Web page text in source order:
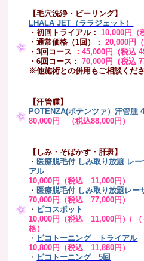
【毛穴洗浄・ピーリング】
LHALA JET（ララジェット）
・初回トライアル： 10,000円（
・通常価格（1回）：
20,000円
・3回コース ：45,000円（税込
・6回コース：
70,000円（税込
※他施術との併用もご相談くださ
【汗管腫】
POTENZA(ポテンツァ）汗管腫
80,000円 （税込88,000円）
【しみ・そばかす・肝斑】
・ 医療脱毛付 しみ取り放題 レ
アル
10,000円（税込 11,000円）
・ 医療脱毛付 しみ取り放題レー
70,000円（税込 77,000円）
・ ピコスポット
10,000円（税込 11,000円）/ （
格）
・ ピコトーニング トライアル
10,800円（税込 11,880円）
・ ピコトーニング 5回